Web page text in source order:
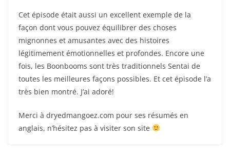
Cet épisode était aussi un excellent exemple de la
façon dont vous pouvez équilibrer des choses
mignonnes et amusantes avec des histoires
légitimement émotionnelles et profondes. Encore une
fois, les Boonbooms sont très traditionnels Sentai de
toutes les meilleures façons possibles. Et cet épisode l’a
très bien montré. J’ai adoré!
Merci à dryedmangoez.com pour ses résumés en
anglais, n’hésitez pas à visiter son site